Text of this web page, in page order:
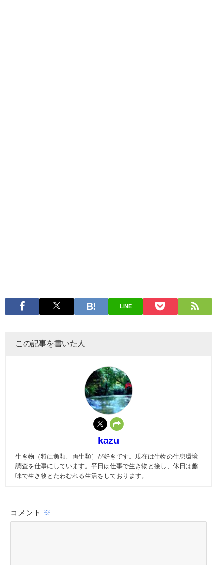
LINE
この記事を書いた人
kazu
生き物（特に魚類、両生類）が好きです。現在は生物の生息環境
調査を仕事にしています。平日は仕事で生き物と接し、休日は趣
味で生き物とたわむれる生活をしております。
コメント ※